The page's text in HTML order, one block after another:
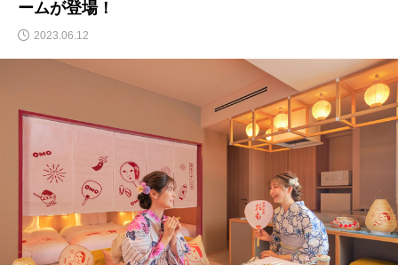
ームが登場！
2023.06.12